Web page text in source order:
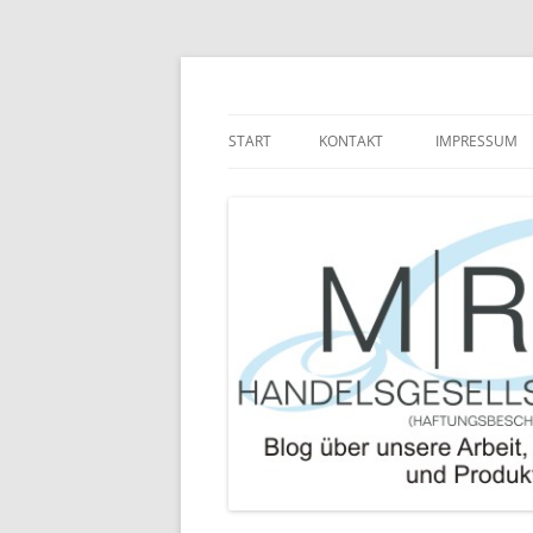
Zum
START KONTAKT IMPRESSUM